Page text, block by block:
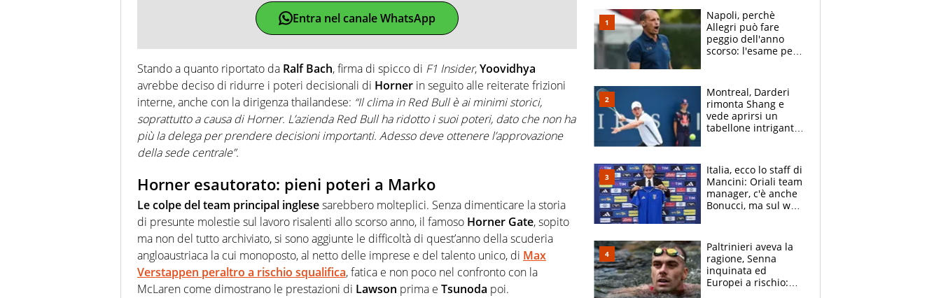
Entra nel canale WhatsApp
Stando a quanto riportato da Ralf Bach, firma di spicco di F1 Insider,Yoovidhya
avrebbe deciso di ridurre i poteri decisionali di Horner in seguito alle reiterate frizioni
interne, anche con la dirigenza thailandese: “Il clima in Red Bull è ai minimi storici,
soprattutto a causa di Horner. L’azienda Red Bull ha ridotto i suoi poteri, dato che non ha
più la delega per prendere decisioni importanti. Adesso deve ottenere l’approvazione
della sede centrale”.
Horner esautorato: pieni poteri a Marko
Le colpe del team principal inglesesarebbero molteplici. Senza dimenticare la storia
di presunte molestie sul lavoro risalenti allo scorso anno, il famoso Horner Gate, sopito
ma non del tutto archiviato, si sono aggiunte le difficoltà di quest’anno della scuderia
angloaustriaca la cui monoposto, al netto delle imprese e del talento unico, di Max
Verstappen peraltro a rischio squalifica, fatica e non poco nel confronto con la
McLaren come dimostrano le prestazioni di Lawson prima e Tsunoda poi.
Napoli, perchè
Allegri può fare
peggio dell'anno
scorso: l'esame per
Monopoly
Montreal, Darderi
rimonta Shang e
vede aprirsi un
tabellone intrigante:
felice del mio livello"
Italia, ecco lo staff di
Mancini: Oriali team
manager, c'è anche
Bonucci, ma sul web
Paltrinieri aveva la
ragione, Senna
inquinata ed
Europei a rischio: